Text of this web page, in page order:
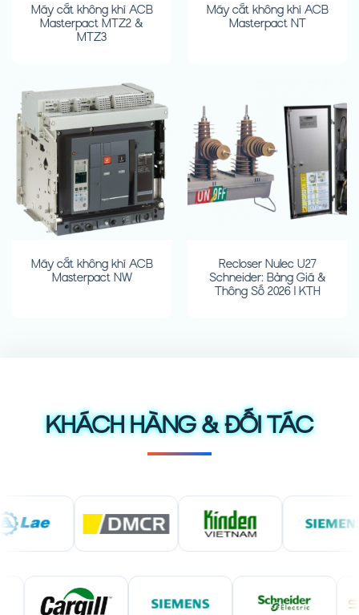
Máy cắt không khí ACB
Masterpact MTZ2 &
MTZ3
Máy cắt không khí ACB
Masterpact NT
Máy cắt không khí ACB
Masterpact NW
Recloser Nulec U27
Schneider: Bảng Giá &
Thông Số 2026 | KTH
KHÁCH HÀNG & ĐỐI TÁC